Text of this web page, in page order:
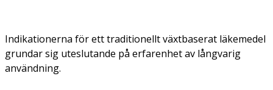
Indikationerna för ett traditionellt växtbaserat läkemedel
grundar sig uteslutande på erfarenhet av långvarig
användning.